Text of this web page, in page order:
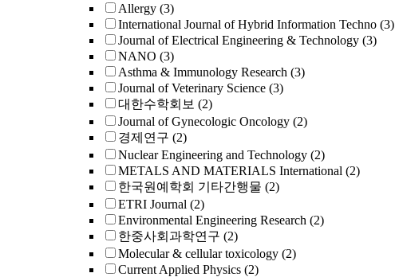
Allergy (3)
International Journal of Hybrid Information Techno (3)
Journal of Electrical Engineering & Technology (3)
NANO (3)
Asthma & Immunology Research (3)
Journal of Veterinary Science (3)
대한수학회보 (2)
Journal of Gynecologic Oncology (2)
경제연구 (2)
Nuclear Engineering and Technology (2)
METALS AND MATERIALS International (2)
한국원예학회 기타간행물 (2)
ETRI Journal (2)
Environmental Engineering Research (2)
한중사회과학연구 (2)
Molecular & cellular toxicology (2)
Current Applied Physics (2)